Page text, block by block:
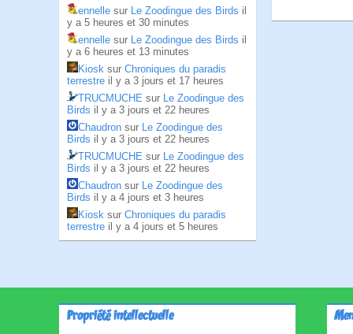
ennelle sur Le Zoodingue des Birds il
y a 5 heures et 30 minutes
ennelle sur Le Zoodingue des Birds il
y a 6 heures et 13 minutes
Kiosk sur Chroniques du paradis
terrestre il y a 3 jours et 17 heures
TRUCMUCHE sur Le Zoodingue des
Birds il y a 3 jours et 22 heures
Chaudron sur Le Zoodingue des
Birds il y a 3 jours et 22 heures
TRUCMUCHE sur Le Zoodingue des
Birds il y a 3 jours et 22 heures
Chaudron sur Le Zoodingue des
Birds il y a 4 jours et 3 heures
Kiosk sur Chroniques du paradis
terrestre il y a 4 jours et 5 heures
Propriété intellectuelle